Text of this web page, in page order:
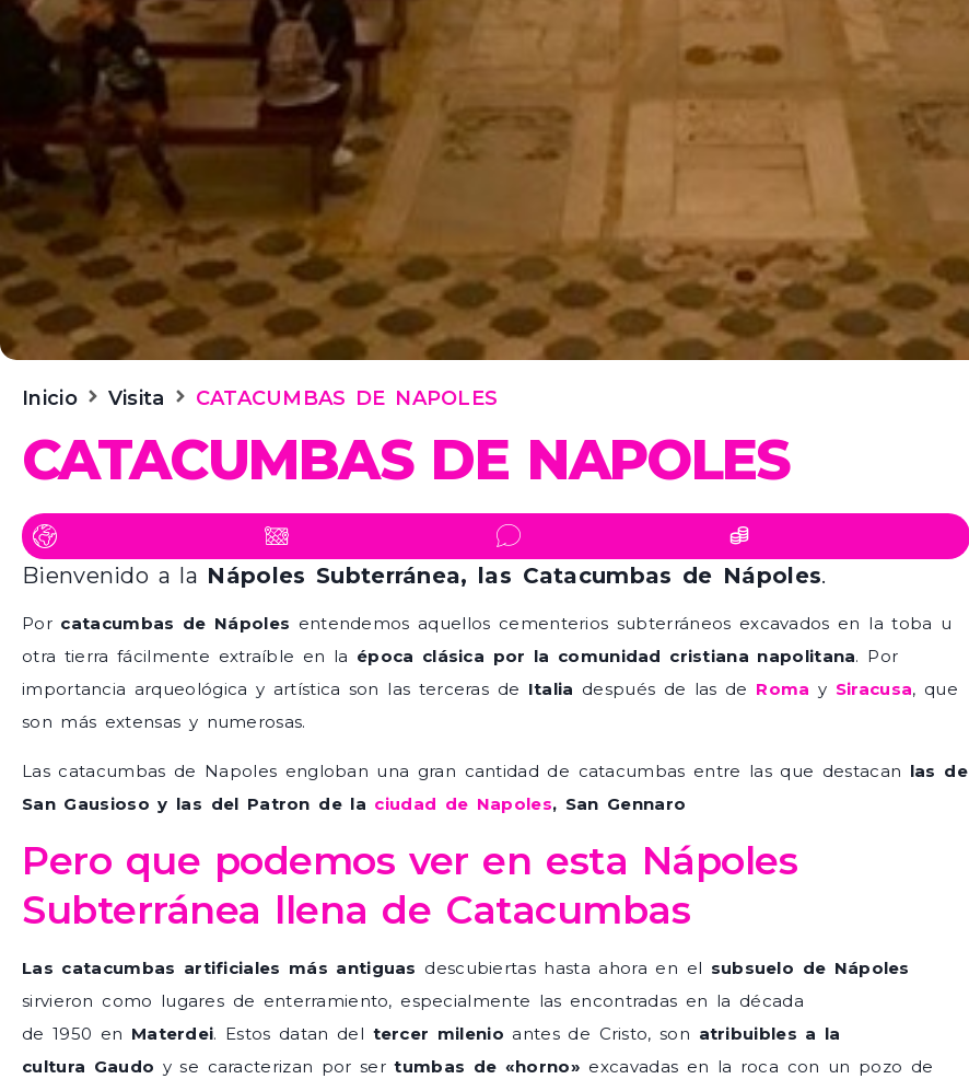
Inicio Visita CATACUMBAS DE NAPOLES
CATACUMBAS DE NAPOLES
Bienvenido a la Nápoles Subterránea, las Catacumbas de Nápoles.
Por catacumbas de Nápoles entendemos aquellos cementerios subterráneos excavados en la toba u
otra tierra fácilmente extraíble en la época clásica por la comunidad cristiana napolitana. Por
importancia arqueológica y artística son las terceras de Italia después de las de Roma y Siracusa, que
son más extensas y numerosas.
Las catacumbas de Napoles engloban una gran cantidad de catacumbas entre las que destacan las de
San Gausioso y las del Patron de la ciudad de Napoles, San Gennaro
Pero que podemos ver en esta Nápoles
Subterránea llena de Catacumbas
Las catacumbas artificiales más antiguas descubiertas hasta ahora en el subsuelo de Nápoles
sirvieron como lugares de enterramiento, especialmente las encontradas en la década
de 1950 en Materdei. Estos datan del tercer milenio antes de Cristo, son atribuibles a la
cultura Gaudo y se caracterizan por sertumbas de «horno» excavadas en la roca con un pozo de